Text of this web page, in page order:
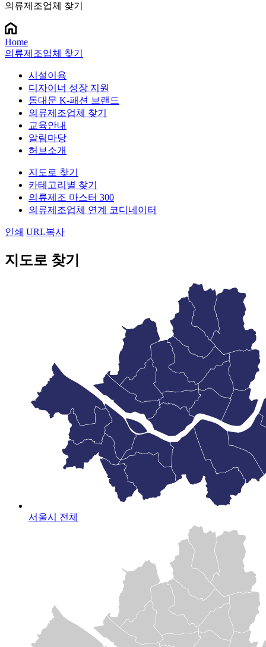
의류제조업체 찾기
Home
의류제조업체 찾기
시설이용
디자이너 성장 지원
동대문 K-패션 브랜드
의류제조업체 찾기
교육안내
알림마당
허브소개
지도로 찾기
카테고리별 찾기
의류제조 마스터 300
의류제조업체 연계 코디네이터
인쇄 URL복사
지도로 찾기
서울시 전체